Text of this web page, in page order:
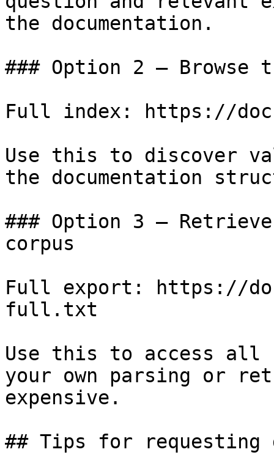
the documentation.
### Option 2 — Browse
Full index: https://
Use this to discover
the documentation
### Option 3 —
corpus
Full export: https://
full.txt
Use this to access all
your own parsing or
expensive.
## Tips for requesting